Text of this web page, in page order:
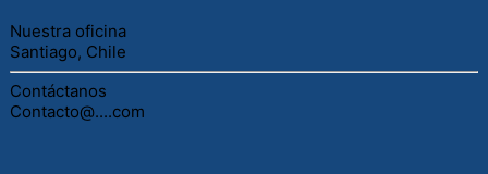
Nuestra oficina
Santiago, Chile
Contáctanos
Contacto@....com